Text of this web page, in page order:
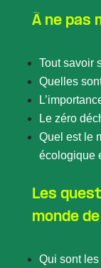
À ne pas
Tout savoir
Quelles
Le zéro
Quel est le
écologique
Les
monde
Qui sont